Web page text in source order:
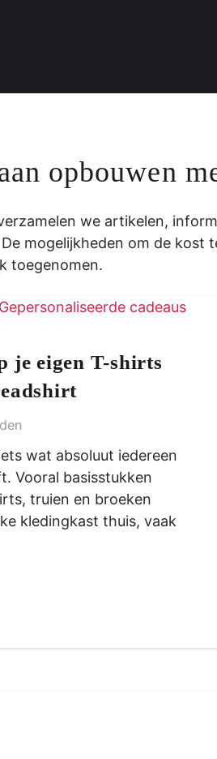
​​opbouwen
we artikelen,
mogelijkheden om de kost
toegenomen.
je eigen T-shirts
wat absoluut iedereen
Vooral basisstukken
truien en broeken
kledingkast thuis, vaak